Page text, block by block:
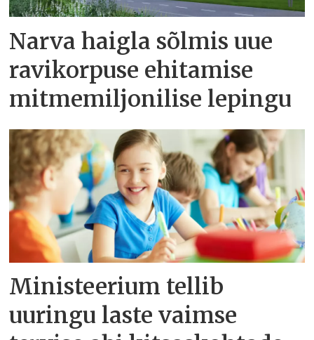
Narva haigla sõlmis uue
ravikorpuse ehitamise
mitmemiljonilise lepingu
Ministeerium tellib
uuringu laste vaimse